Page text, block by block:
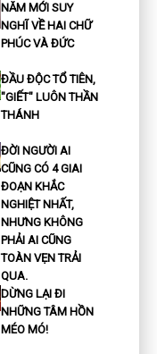
NĂM MỚI SUY
NGHĨ VỀ HAI CHỮ
PHÚC VÀ ĐỨC
ĐẦU ĐỘC TỔ TIÊN,
"GIẾT" LUÔN THẦN
THÁNH
ĐỜI NGƯỜI AI
CŨNG CÓ 4 GIAI
ĐOẠN KHẮC
NGHIỆT NHẤT,
NHƯNG KHÔNG
PHẢI AI CŨNG
TOÀN VẸN TRẢI
QUA.
DỪNG LẠI ĐI
NHỮNG TÂM HỒN
MÉO MÓ!